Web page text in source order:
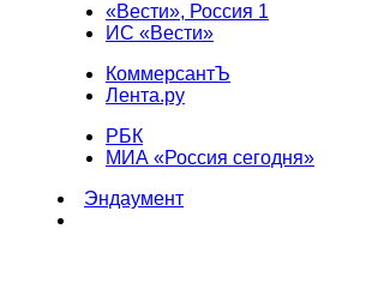
«Вести», Россия 1
ИС «Вести»
КоммерсантЪ
Лента.ру
РБК
МИА «Россия сегодня»
Эндаумент